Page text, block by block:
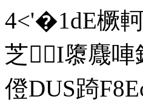
4<'�1dE橛
芝I隳麙
僜DUS踦